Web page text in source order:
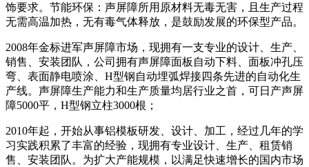
饰要求。节能环保：声屏障所用原材料无毒无害，且生产过程
无需高温加热，无有毒气体释放，是鼓励发展的环保型产品。
2008年金标进军声屏障市场，现拥有一支专业的设计、生产、
销售、安装团队，公司拥有声屏障面板自动下料、面板冲孔压
弯、表面静电喷涂、H型钢自动埋弧焊接四条先进的自动化生
产线。声屏障生产能力和生产质量均居行业之首，可日产声屏
障5000平，H型钢立柱3000根；
2010年起，开始从事铝模板研发、设计、加工，经过几年的学
习实践积累了丰富的经验，现拥有专业设计、生产、租赁销
售、安装团队。为扩大产能规模，以满足快速增长的国内市场